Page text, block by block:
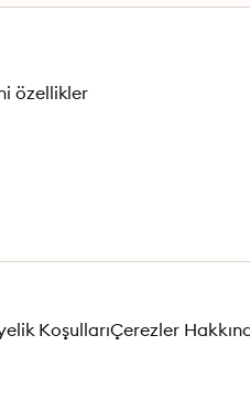
özellikler
KoşullarıÇerezler